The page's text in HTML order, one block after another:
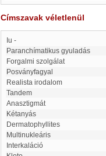
Címszavak véletlenül
iu -
Paranchímatikus gyuladás
Forgalmi szolgálat
Posványfagyal
Realista irodalom
Tandem
anasztigmát
Kétanyás
Dermatophyllites
multinukleáris
interkaláció